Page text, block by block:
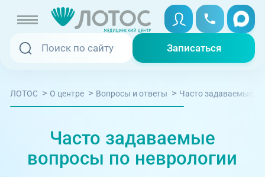
Записаться
Записаться
Услуги и цены
Специалисты
Акции
Записаться онлайн
Вызвать скорую
Медицина на дому
ЛОТОС > О центре > Вопросы и ответы > Часто задаваемые
Часто задаваемые
вопросы по неврологии